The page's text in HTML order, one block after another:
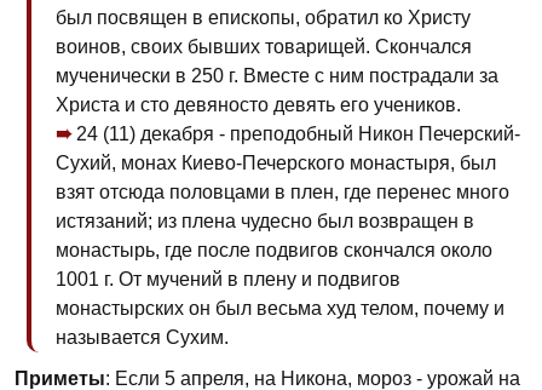
был посвящен в епископы, обратил ко Христу
воинов, своих бывших товарищей. Скончался
мученически в 250 г. Вместе с ним пострадали за
Христа и сто девяносто девять его учеников.
24 (11) декабря - преподобный Никон Печерский-
Сухий, монах Киево-Печерского монастыря, был
взят отсюда половцами в плен, где перенес много
истязаний; из плена чудесно был возвращен в
монастырь, где после подвигов скончался около
1001 г. От мучений в плену и подвигов
монастырских он был весьма худ телом, почему и
называется Сухим.
Приметы: Если 5 апреля, на Никона, мороз - урожай на